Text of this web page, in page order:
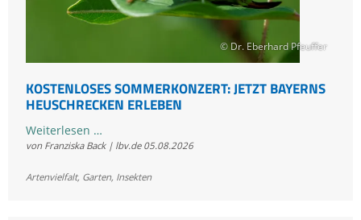
© Dr. Eberhard Pfeuffer
KOSTENLOSES SOMMERKONZERT: JETZT BAYERNS
HEUSCHRECKEN ERLEBEN
Weiterlesen …Kostenloses
Sommerkonzert:
Bayerns
von Franziska Back | lbv.de 05.08.2026
Artenvielfalt, Garten, Insekten